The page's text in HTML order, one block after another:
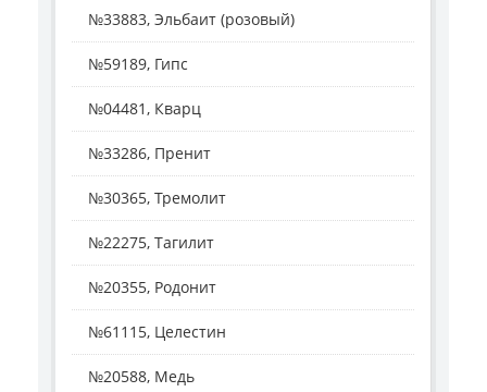
№33883, Эльбаит (розовый)
№59189, Гипс
№04481, Кварц
№33286, Пренит
№30365, Тремолит
№22275, Тагилит
№20355, Родонит
№61115, Целестин
№20588, Медь